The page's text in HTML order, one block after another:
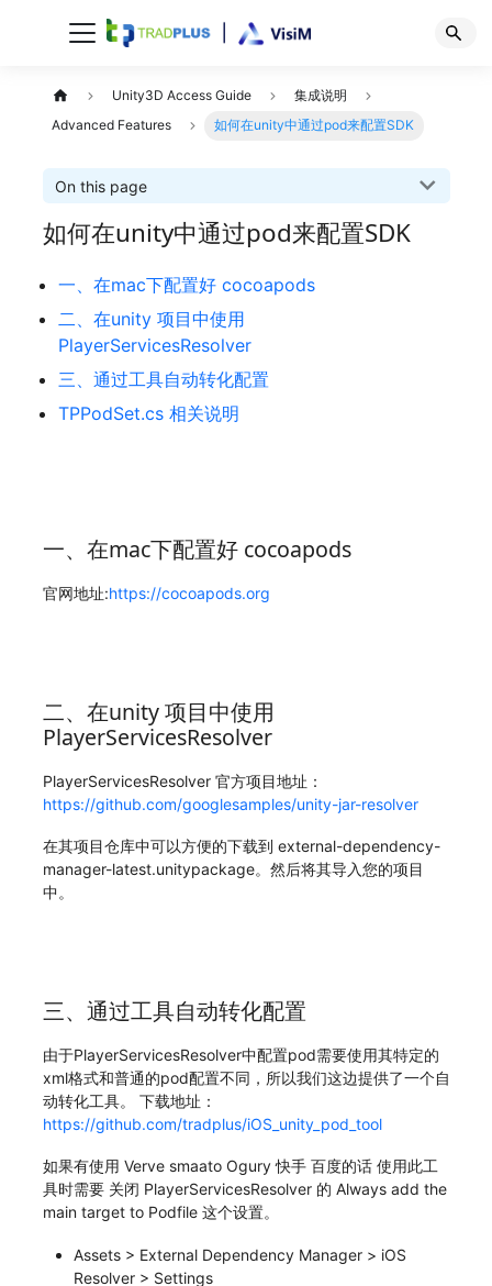
Unity3D Access Guide
集成说明
Advanced Features
如何在unity中通过pod来配置SDK
On this page
如何在unity中通过pod来配置SDK
一、在mac下配置好 cocoapods
二、在unity 项目中使用
PlayerServicesResolver
三、通过工具自动转化配置
TPPodSet.cs 相关说明
一、在mac下配置好 cocoapods
官网地址:https://cocoapods.org
二、在unity 项目中使用
PlayerServicesResolver
PlayerServicesResolver 官方项目地址：
https://github.com/googlesamples/unity-jar-resolver
在其项目仓库中可以方便的下载到 external-dependency-
manager-latest.unitypackage。然后将其导入您的项目
中。
三、通过工具自动转化配置
由于PlayerServicesResolver中配置pod需要使用其特定的
xml格式和普通的pod配置不同，所以我们这边提供了一个自
动转化工具。 下载地址：
https://github.com/tradplus/iOS_unity_pod_tool
如果有使用 Verve smaato Ogury 快手 百度的话 使用此工
具时需要 关闭 PlayerServicesResolver 的 Always add the
main target to Podfile 这个设置。
Assets > External Dependency Manager > iOS
Resolver > Settings